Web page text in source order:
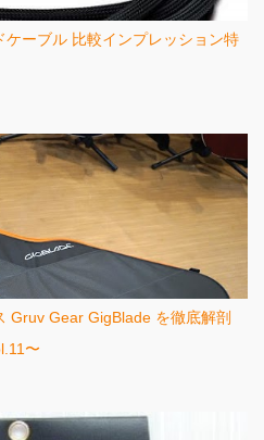
ーブル 比較インプレッション特
Gruv Gear GigBlade を徹底解剖
〜